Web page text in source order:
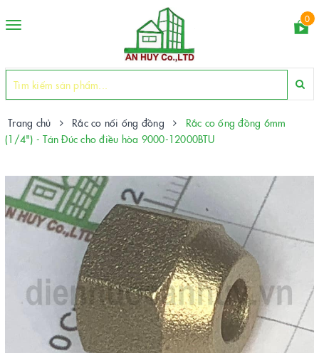
Toggle
0
Trang chủ Rắc co nối ống đồng
Rắc co ống đồng 6mm
(1/4") - Tán Đúc cho điều hòa 9000-12000BTU